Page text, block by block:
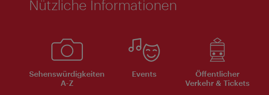
Nützliche Informationen
Sehenswürdigkeiten
A-Z
Events
Öffentlicher
Verkehr & Tickets